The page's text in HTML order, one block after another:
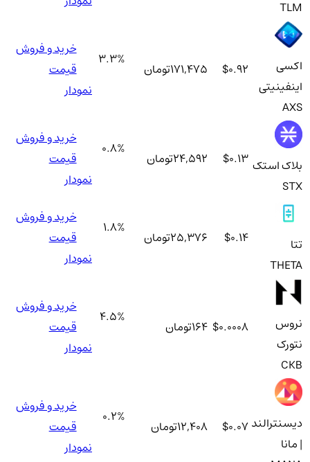
TLM
اکسی
اینفینیتی
AXS
$0.92
171,475تومان
3.3%
خرید و فروش
قیمت
نمودار
بلاک استک
STX
$0.13
24,592تومان
0.8%
خرید و فروش
قیمت
نمودار
تتا
THETA
$0.14
25,376تومان
1.8%
خرید و فروش
قیمت
نمودار
نروس
نتورک
CKB
$0.0008
164تومان
4.5%
خرید و فروش
قیمت
نمودار
دیسنترالند
| مانا
$0.07
12,408تومان
0.2%
خرید و فروش
قیمت
نمودار